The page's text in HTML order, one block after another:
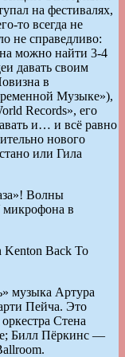
на фестивалях,
то всегда не
не справедливо:
можно найти 3-4
давать своим
в
Музыке»),
Records», его
и… и всё равно
нового
или Гила
Волны
микрофона в
Back To
музыка Артура
Пейча. Это
Стена
Билл Пёркинс —